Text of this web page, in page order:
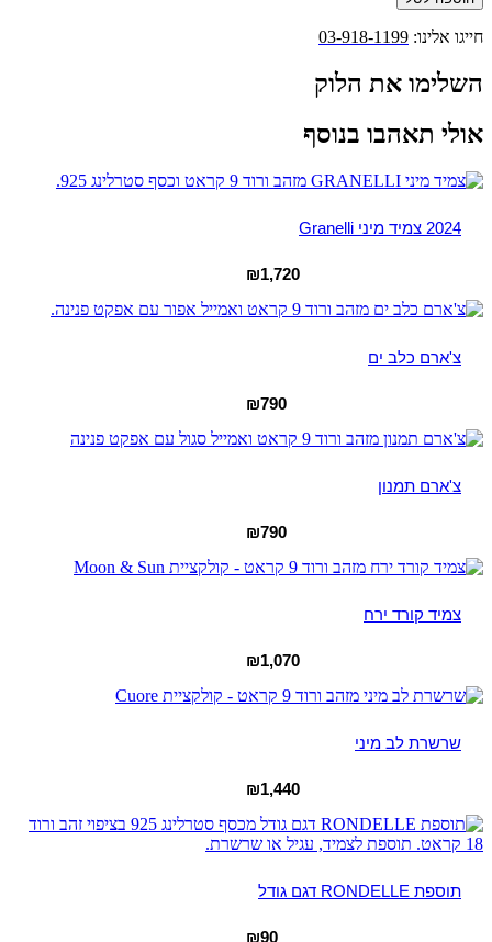
חייגו אלינו: 03-918-1199
השלימו את הלוק
אולי תאהבו בנוסף
2024 צמיד מיני Granelli
₪1,720
צ'ארם כלב ים
₪790
צ'ארם תמנון
₪790
צמיד קורד ירח
₪1,070
שרשרת לב מיני
₪1,440
תוספת RONDELLE דגם גודל
₪90